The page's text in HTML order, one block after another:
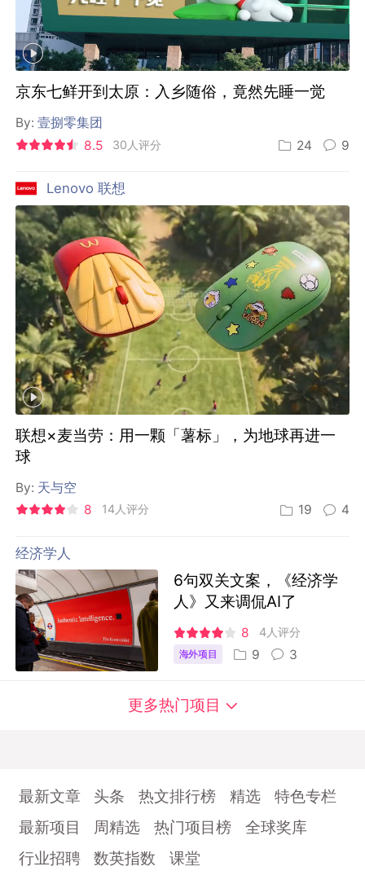
京东七鲜开到太原：入乡随俗，竟然先睡一觉
By:壹捌零集团
8.5
30人评分 24 9
Lenovo 联想
联想×麦当劳：用一颗「薯标」，为地球再进一
球
By: 天与空
8
14人评分 19 4
经济学人
6句双关文案，《经济学
人》又来调侃AI了
8 4人评分
海外项目 9 3
更多热门项目
最新文章 头条 热文排行榜 精选
特色专栏
最新项目
周精选 热门项目榜
全球奖库
行业招聘
数英指数 课堂